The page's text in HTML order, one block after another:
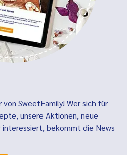
SweetFamily! Wer sich für
unsere Aktionen, neue
bekommt die News